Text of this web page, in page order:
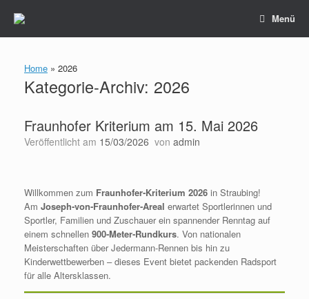
Inhalt
Menü
Home » 2026
Kategorie-Archiv: 2026
Fraunhofer Kriterium am 15. Mai 2026
Veröffentlicht am 15/03/2026 von admin
Willkommen zum Fraunhofer‑Kriterium 2026 in Straubing!
Am Joseph‑von‑Fraunhofer‑Areal erwartet Sportlerinnen und
Sportler, Familien und Zuschauer ein spannender Renntag auf
einem schnellen 900‑Meter‑Rundkurs. Von nationalen
Meisterschaften über Jedermann‑Rennen bis hin zu
Kinderwettbewerben – dieses Event bietet packenden Radsport
für alle Altersklassen.